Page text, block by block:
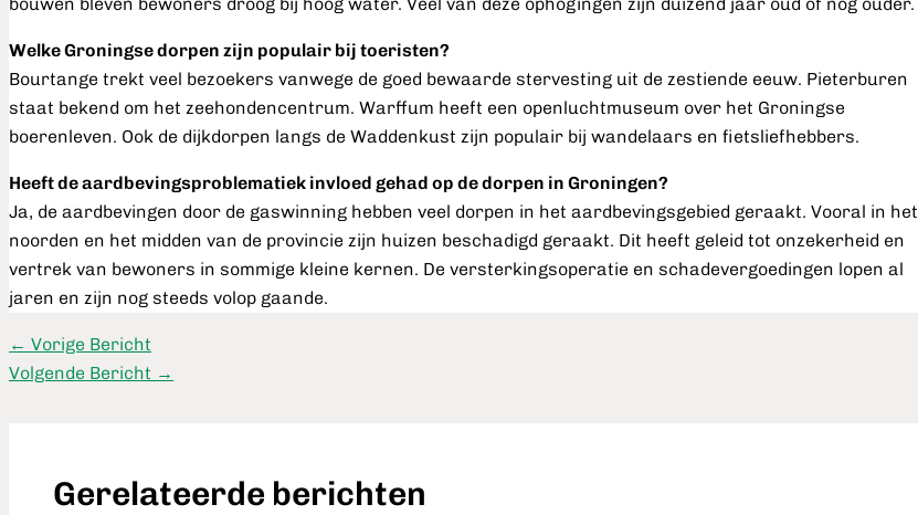
Welke Groningse dorpen zijn populair bij toeristen?
Bourtange trekt veel bezoekers vanwege de goed bewaarde stervesting uit de zestiende eeuw. Pieterburen
staat bekend om het zeehondencentrum. Warffum heeft een openluchtmuseum over het Groningse
boerenleven. Ook de dijkdorpen langs de Waddenkust zijn populair bij wandelaars en fietsliefhebbers.
Heeft de aardbevingsproblematiek invloed gehad op de dorpen in Groningen?
Ja, de aardbevingen door de gaswinning hebben veel dorpen in het aardbevingsgebied geraakt. Vooral in het
noorden en het midden van de provincie zijn huizen beschadigd geraakt. Dit heeft geleid tot onzekerheid en
vertrek van bewoners in sommige kleine kernen. De versterkingsoperatie en schadevergoedingen lopen al
jaren en zijn nog steeds volop gaande.
← Vorige Bericht
Volgende Bericht →
Gerelateerde berichten